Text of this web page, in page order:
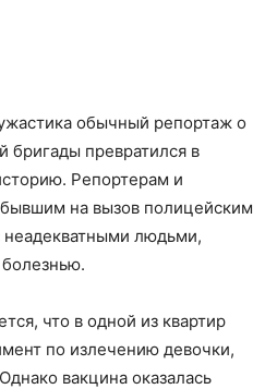
обычный репортаж о
бригады превратился в
Репортерам и
на вызов полицейским
людьми,
что в одной из квартир
по излечению девочки,
вакцина оказалась